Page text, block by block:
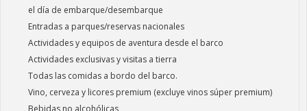
el día de embarque/desembarque
Entradas a parques/reservas nacionales
Actividades y equipos de aventura desde el barco
Actividades exclusivas y visitas a tierra
Todas las comidas a bordo del barco.
Vino, cerveza y licores premium (excluye vinos súper premium)
Bebidas no alcohólicas